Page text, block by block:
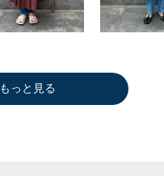
もっと見る